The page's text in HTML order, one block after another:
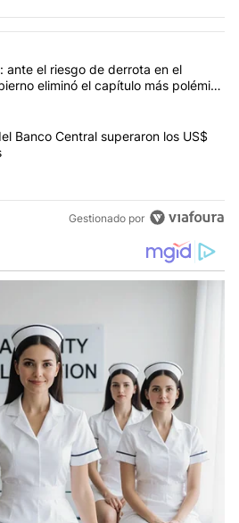
con más comentarios en los
el título "Ley de Tierras: ante el
ante el riesgo de derrota en el
eliminó el capítulo más polémico
el título "Las reservas del Banco
Banco Central superaron los US$
Gestionado por